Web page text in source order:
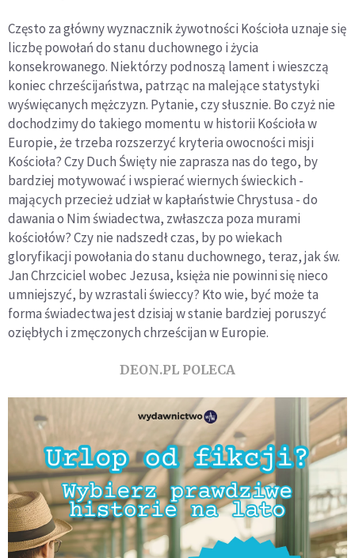
Często za główny wyznacznik żywotności Kościoła uznaje się
liczbę powołań do stanu duchownego i życia
konsekrowanego. Niektórzy podnoszą lament i wieszczą
koniec chrześcijaństwa, patrząc na malejące statystyki
wyświęcanych mężczyzn. Pytanie, czy słusznie. Bo czyż nie
dochodzimy do takiego momentu w historii Kościoła w
Europie, że trzeba rozszerzyć kryteria owocności misji
Kościoła? Czy Duch Święty nie zaprasza nas do tego, by
bardziej motywować i wspierać wiernych świeckich -
mających przecież udział w kapłaństwie Chrystusa - do
dawania o Nim świadectwa, zwłaszcza poza murami
kościołów? Czy nie nadszedł czas, by po wiekach
gloryfikacji powołania do stanu duchownego, teraz, jak św.
Jan Chrzciciel wobec Jezusa, księża nie powinni się nieco
umniejszyć, by wzrastali świeccy? Kto wie, być może ta
forma świadectwa jest dzisiaj w stanie bardziej poruszyć
oziębłych i zmęczonych chrześcijan w Europie.
DEON.PL POLECA